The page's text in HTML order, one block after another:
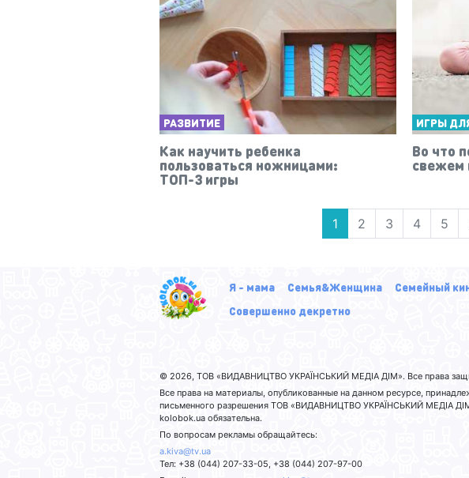
РАЗВИТИЕ
Как научить ребенка
пользоваться ножницами:
ТОП-3 игры
ИГРЫ
Во что
свежем
1 2 3 4 5
Я - мама Семья&Женщина Семейный
Совершенно декретно
© 2026, ТОВ «ВИДАВНИЦТВО УКРАЇНСЬКИЙ МЕДІА ДІМ». Все права
Все права на материалы, опубликованные на данном ресурсе,
письменного разрешения ТОВ «ВИДАВНИЦТВО УКРАЇНСЬКИЙ МЕДІА
kolobok.ua обязательна.
По вопросам рекламы обращайтесь:
a.kiva@tv.ua
Тел: +38 (044) 207-33-05, +38 (044) 207-97-00